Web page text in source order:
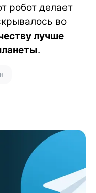
робот делает
во
лучше
.